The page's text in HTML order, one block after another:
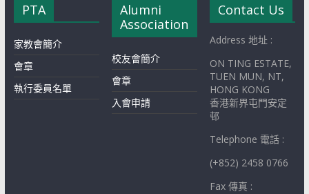
PTA
家教會簡介
會章
執行委員名單
Alumni
Association
校友會簡介
會章
入會申請
Contact Us
Address 地址 :
ON TING ESTATE,
TUEN MUN, NT,
HONG KONG
香港新界屯門安定
邨
Telephone 電話 :
(+852) 2458 0766
Fax 傳真 :